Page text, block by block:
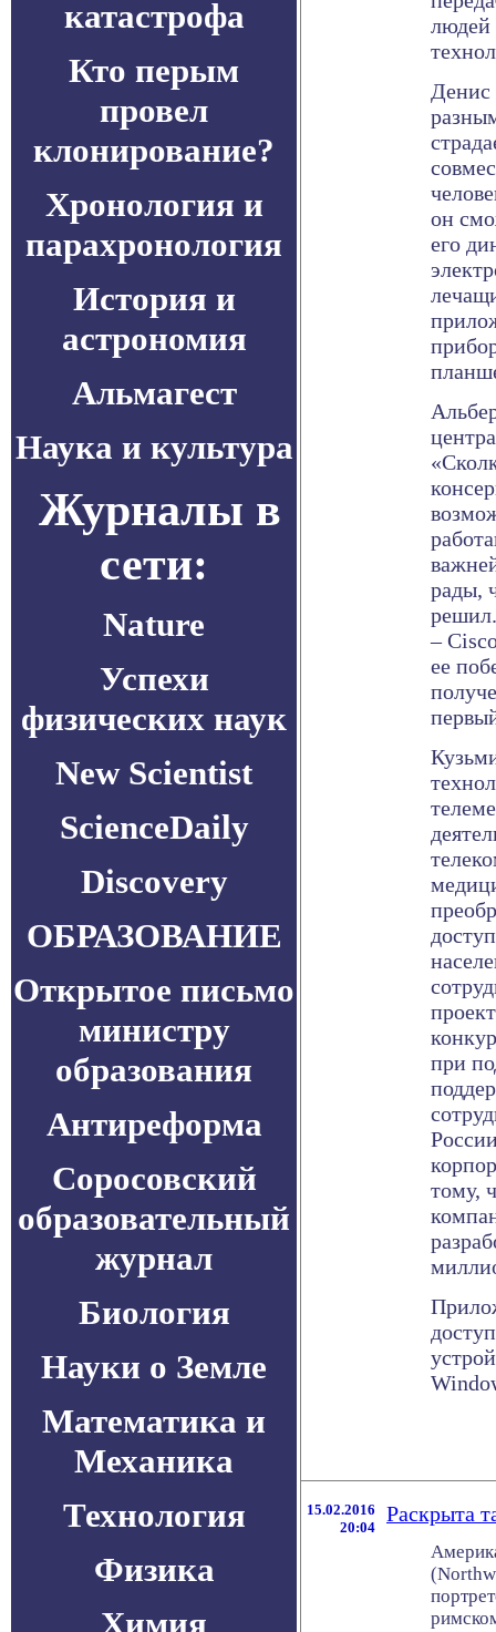
катастрофа
Кто перым
провел
клонирование?
Хронология и
парахронология
История и
астрономия
Альмагест
Наука и культура
Журналы в
сети:
Nature
Успехи
физических наук
New Scientist
ScienceDaily
Discovery
ОБРАЗОВАНИЕ
Открытое письмо
министру
образования
Антиреформа
Соросовский
образовательный
журнал
Биология
Науки о Земле
Математика и
Механика
Технология
Физика
Химия
людей
он
его
рады,
–
ее
при
тому,
15.02.2016
20:04
Раскрыта